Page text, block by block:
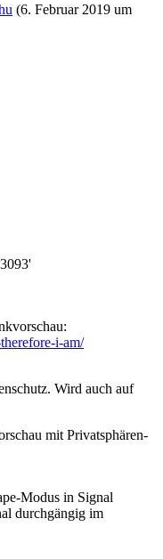
(6. Februar 2019 um
i-am/
Wird auch auf
mit Privatsphären-
Modus in Signal
durchgängig im